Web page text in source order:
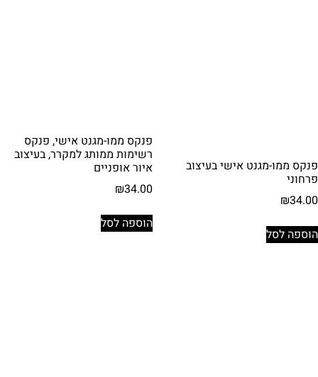
פנקס ממו-מגנט אישי בעיצוב
פרחוני
₪34.00
הוספה לסל
פנקס ממו-מגנט אישי, פנקס
רשימות ממותג למקרר, בעיצוב
איור אופניים
₪34.00
הוספה לסל